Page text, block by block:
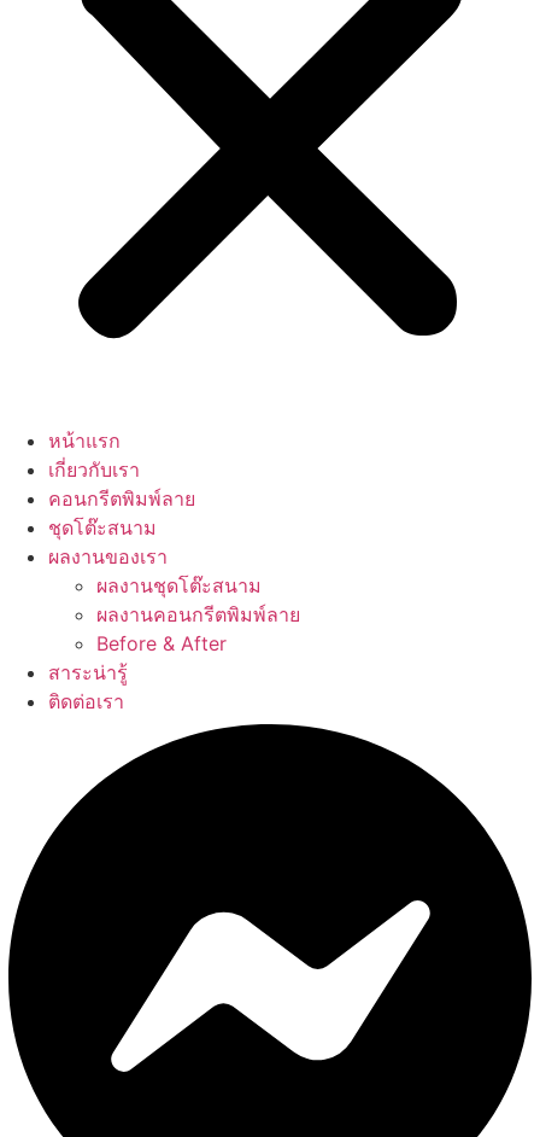
หน้าแรก
เกี่ยวกับเรา
คอนกรีตพิมพ์ลาย
ชุดโต๊ะสนาม
ผลงานของเรา
ผลงานชุดโต๊ะสนาม
ผลงานคอนกรีตพิมพ์ลาย
Before & After
สาระน่ารู้
ติดต่อเรา